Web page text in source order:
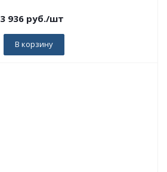
3 936 руб./шт
В корзину